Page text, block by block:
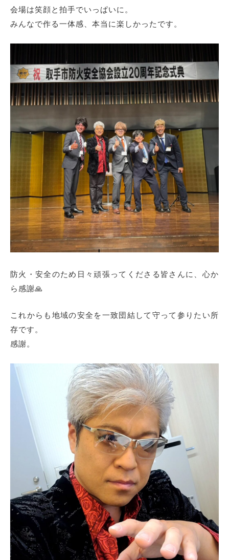
会場は笑顔と拍手でいっぱいに。
みんなで作る一体感、本当に楽しかったです。
防火・安全のため日々頑張ってくださる皆さんに、心か
ら感謝🙏
これからも地域の安全を一致団結して守って参りたい所
存です。
感謝。